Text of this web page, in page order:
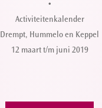
•
Activiteitenkalender
Drempt, Hummelo en Keppel
12 maart t/m juni 2019